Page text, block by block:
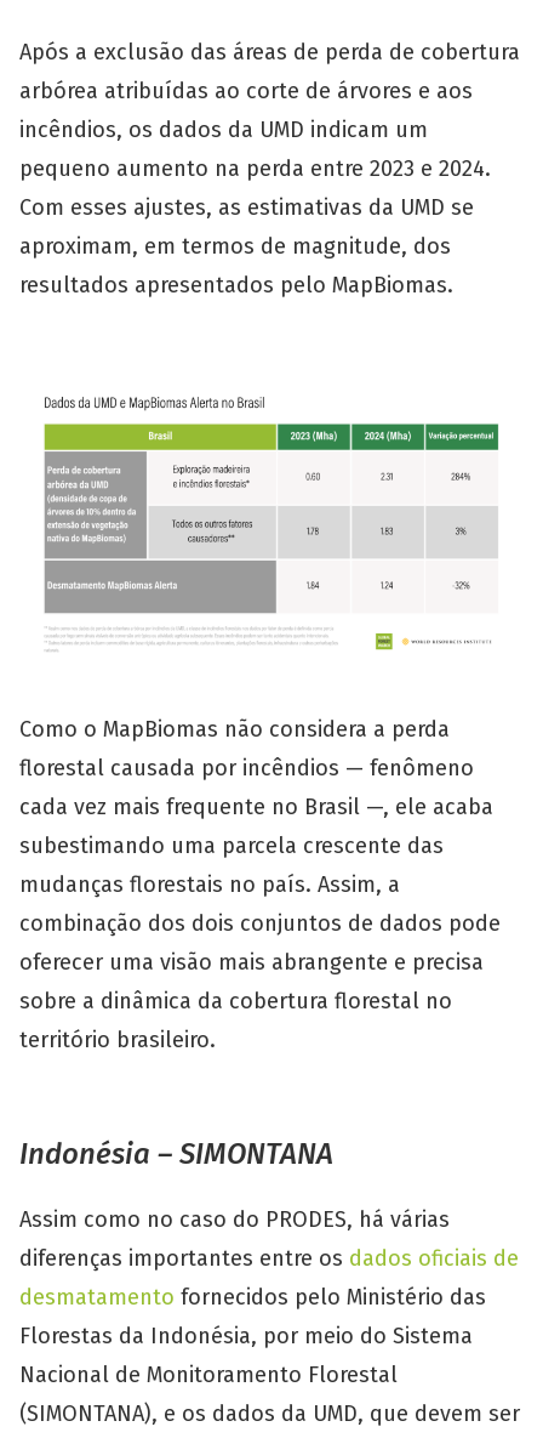
Após a exclusão das áreas de perda de cobertura
arbórea atribuídas ao corte de árvores e aos
incêndios, os dados da UMD indicam um
pequeno aumento na perda entre 2023 e 2024.
Com esses ajustes, as estimativas da UMD se
aproximam, em termos de magnitude, dos
resultados apresentados pelo MapBiomas.
Como o MapBiomas não considera a perda
florestal causada por incêndios — fenômeno
cada vez mais frequente no Brasil —, ele acaba
subestimando uma parcela crescente das
mudanças florestais no país. Assim, a
combinação dos dois conjuntos de dados pode
oferecer uma visão mais abrangente e precisa
sobre a dinâmica da cobertura florestal no
território brasileiro.
Indonésia – SIMONTANA
Assim como no caso do PRODES, há várias
diferenças importantes entre os dados oficiais de
desmatamento fornecidos pelo Ministério das
Florestas da Indonésia, por meio do Sistema
Nacional de Monitoramento Florestal
(SIMONTANA), e os dados da UMD, que devem ser